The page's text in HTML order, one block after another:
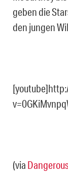
geben die
den jungen
(via